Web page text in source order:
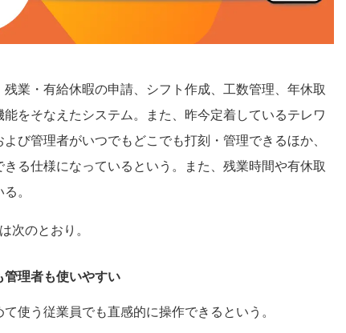
業・有給休暇の申請、シフト作成、工数管理、年休取
をそなえたシステム。また、昨今定着しているテレワ
び管理者がいつでもどこでも打刻・管理できるほか、
る仕様になっているという。また、残業時間や有休取
。
のとおり。
理者も使いやすい
使う従業員でも直感的に操作できるという。